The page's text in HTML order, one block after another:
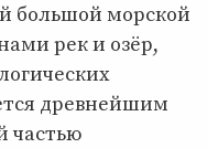
большой морской
рек и озёр,
древнейшим
частью